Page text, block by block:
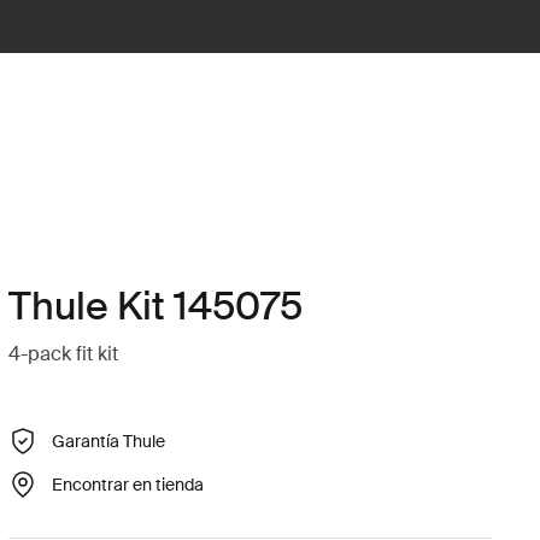
Thule Kit 145075
4-pack fit kit
Garantía Thule
Encontrar en tienda